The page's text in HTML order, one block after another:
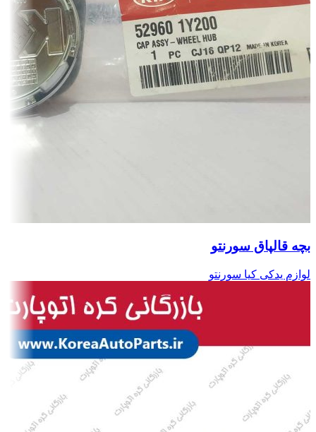
بچه قالپاق سورنتو
لوازم یدکی کیا سورنتو